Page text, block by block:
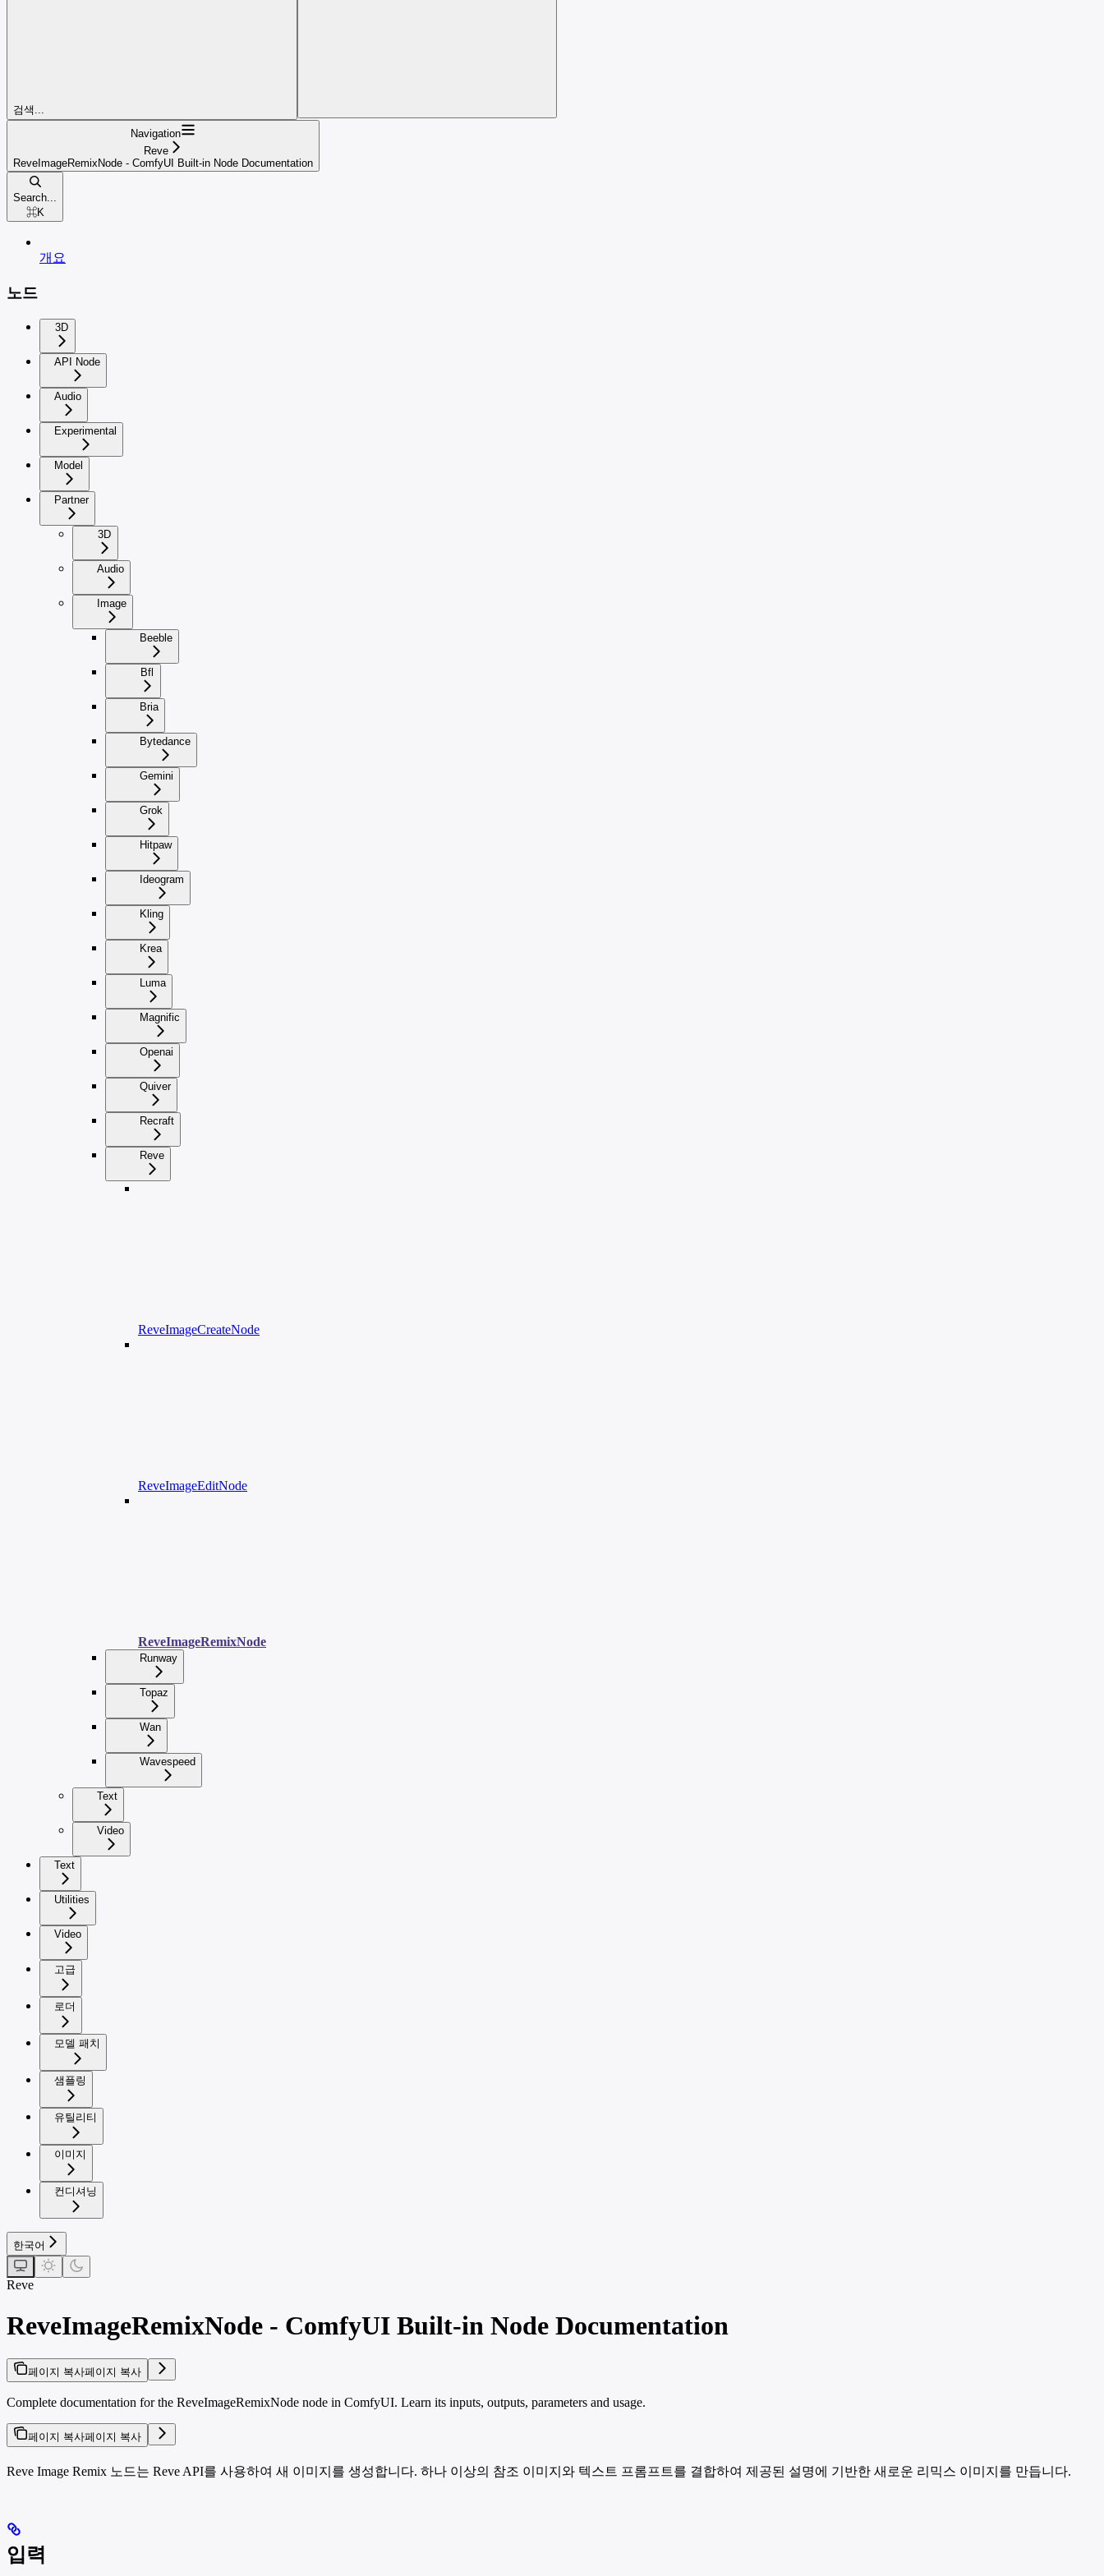
검색...
Navigation
Reve
ReveImageRemixNode - ComfyUI Built-in Node Documentation
Search...
⌘K
개요
노드
3D
API Node
Audio
Experimental
Model
Partner
3D
Audio
Image
Beeble
Bfl
Bria
Bytedance
Gemini
Grok
Hitpaw
Ideogram
Kling
Krea
Luma
Magnific
Openai
Quiver
Recraft
Reve
ReveImageCreateNode
ReveImageEditNode
ReveImageRemixNode
Runway
Topaz
Wan
Wavespeed
Text
Video
Text
Utilities
Video
고급
로더
모델 패치
샘플링
유틸리티
이미지
컨디셔닝
한국어
Reve
ReveImageRemixNode - ComfyUI Built-in Node Documentation
페이지 복사페이지 복사
Complete documentation for the ReveImageRemixNode node in ComfyUI. Learn its inputs, outputs, parameters and usage.
페이지 복사페이지 복사
Reve Image Remix 노드는 Reve API를 사용하여 새 이미지를 생성합니다. 하나 이상의 참조 이미지와 텍스트 프롬프트를 결합하여 제공된 설명에 기반한 새로운 리믹스 이미지를 만듭니다.
입력